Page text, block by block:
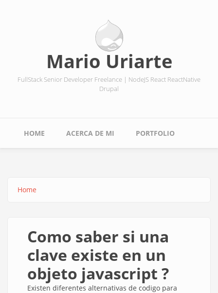
Mario Uriarte
FullStack Senior Developer Freelance | NodeJS React ReactNative
Drupal
Main
HOME ACERCA DE MI PORTFOLIO
Home
Como saber si una
clave existe en un
objeto javascript ?
Existen diferentes alternativas de codigo para